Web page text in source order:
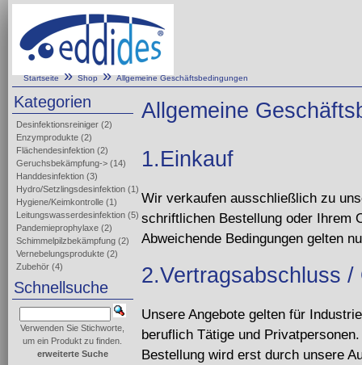
Startseite»Shop»Allgemeine Geschäftsbedingungen
Allgemeine
1.Einkauf
Wir verkaufen ausschließlich zu
schriftlichen Bestellung oder Ihrem
Abweichende Bedingungen gelten
2.Vertragsabschluss
Unsere Angebote gelten für
beruflich Tätige und
Bestellung wird erst durch unsere
Kategorien
Desinfektionsreiniger (2)
Enzymprodukte (2)
Flächendesinfektion (2)
Geruchsbekämpfung-> (14)
Handdesinfektion (3)
Hydro/Setzlingsdesinfektion (1)
Hygiene/Keimkontrolle (1)
Leitungswasserdesinfektion (5)
Pandemieprophylaxe (2)
Schimmelpilzbekämpfung (2)
Vernebelungsprodukte (2)
Zubehör (4)
Schnellsuche
Verwenden Sie Stichworte,
um ein Produkt zu finden.
erweiterte Suche